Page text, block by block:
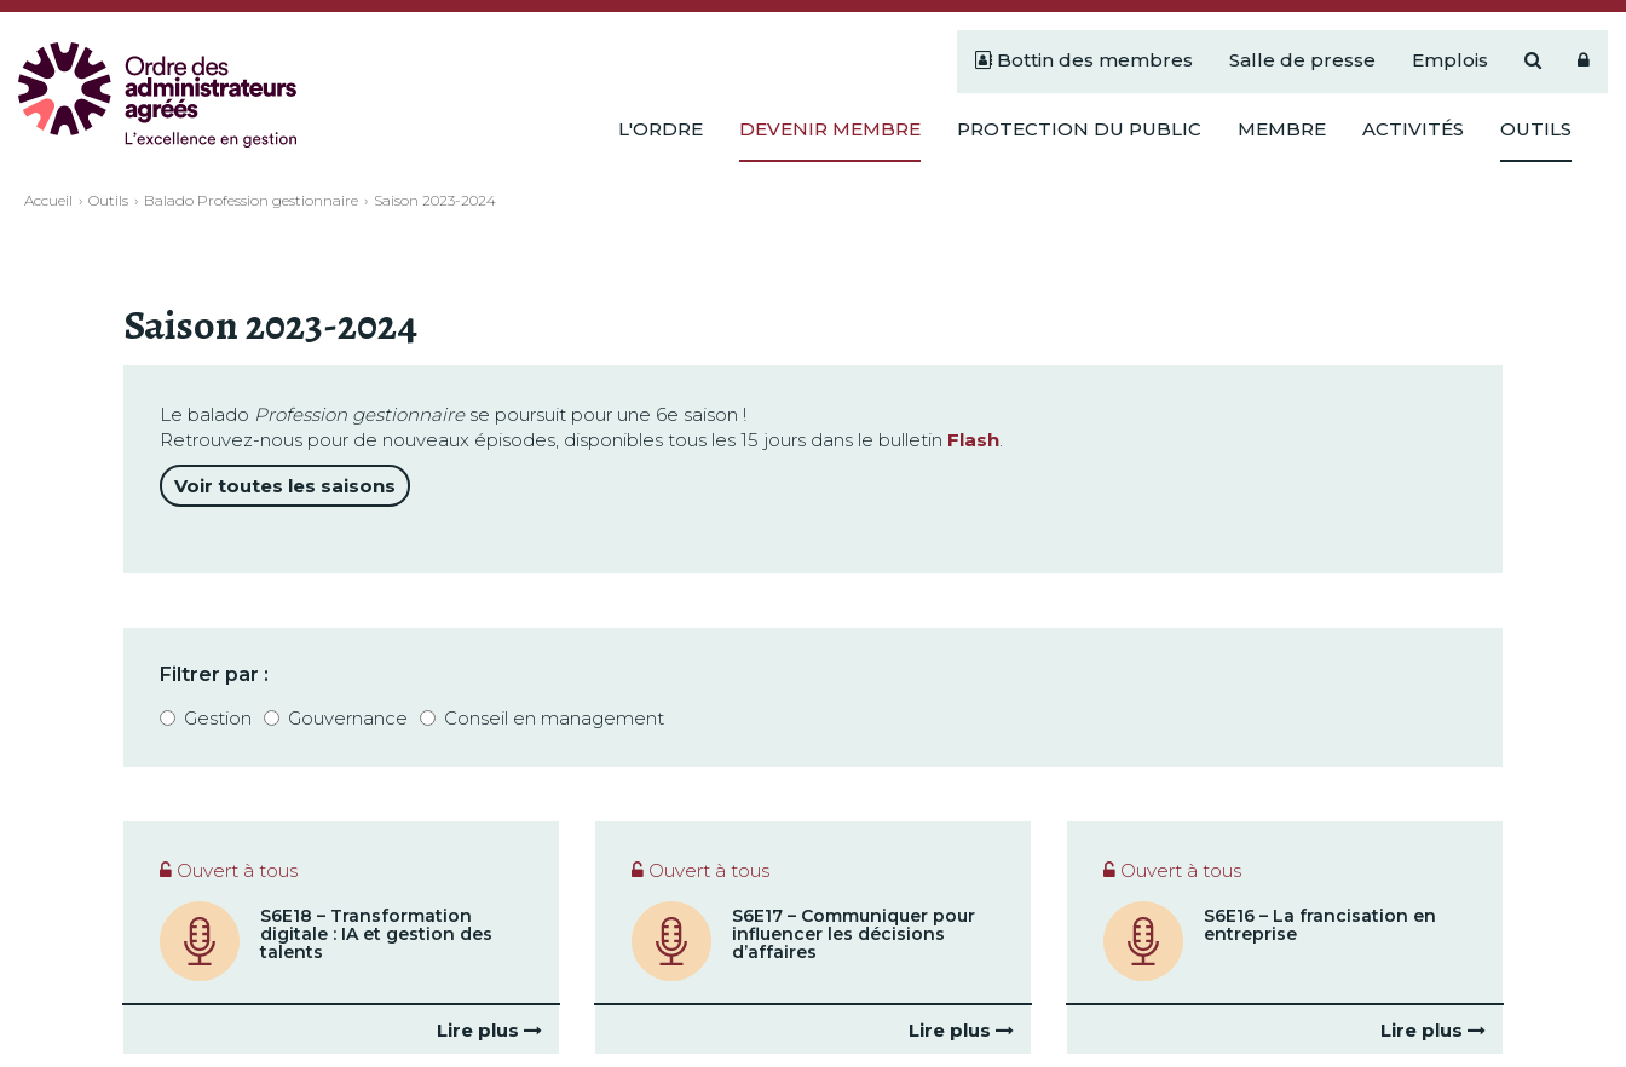
Bottin des membres Salle de presse Emplois
L'ORDRE DEVENIR MEMBRE PROTECTION DU PUBLIC MEMBRE ACTIVITÉS OUTILS
Accueil Outils Balado Profession gestionnaire Saison 2023-2024
Saison 2023-2024
Le balado Profession gestionnairese poursuit pour une 6e saison !
Retrouvez-nous pour de nouveaux épisodes, disponibles tous les 15 jours dans le bulletin Flash.
Voir toutes les saisons
Filtrer par :
Gestion
Gouvernance Conseil en management
Ouvert à tous
S6E18 – Transformation
digitale : IA et gestion des
talents
Lire plus
Ouvert à tous
S6E17 – Communiquer pour
influencer les décisions
d’affaires
Lire plus
Ouvert à tous
S6E16 – La francisation en
entreprise
Lire plus